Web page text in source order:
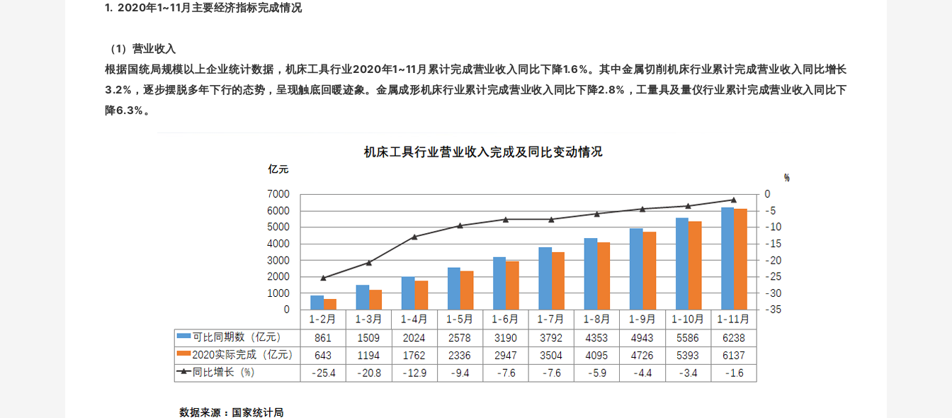
1. 2020年1~11月主要经济指标完成情况
（1）营业收入
根据国统局规模以上企业统计数据，机床工具行业2020年1~11月累计完成营业收入同比下降1.6%。其中金属切削机床行业累计完成营业收入同比增长
3.2%，逐步摆脱多年下行的态势，呈现触底回暖迹象。金属成形机床行业累计完成营业收入同比下降2.8%，工量具及量仪行业累计完成营业收入同比下
降6.3%。